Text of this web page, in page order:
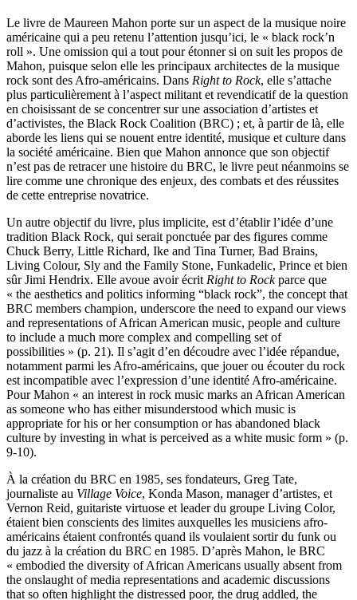
Le livre de Maureen Mahon porte sur un aspect de la musique noire
américaine qui a peu retenu l’attention jusqu’ici, le « black rock’n
roll ». Une omission qui a tout pour étonner si on suit les propos de
Mahon, puisque selon elle les principaux architectes de la musique
rock sont des Afro-américains. Dans Right to Rock, elle s’attache
plus particulièrement à l’aspect militant et revendicatif de la question
en choisissant de se concentrer sur une association d’artistes et
d’activistes, the Black Rock Coalition (BRC) ; et, à partir de là, elle
aborde les liens qui se nouent entre identité, musique et culture dans
la société américaine. Bien que Mahon annonce que son objectif
n’est pas de retracer une histoire du BRC, le livre peut néanmoins se
lire comme une chronique des enjeux, des combats et des réussites
de cette entreprise novatrice.
Un autre objectif du livre, plus implicite, est d’établir l’idée d’une
tradition Black Rock, qui serait ponctuée par des figures comme
Chuck Berry, Little Richard, Ike and Tina Turner, Bad Brains,
Living Colour, Sly and the Family Stone, Funkadelic, Prince et bien
sûr Jimi Hendrix. Elle avoue avoir écrit Right to Rockparce que
« the aesthetics and politics informing “black rock”, the concept that
BRC members champion, underscore the need to expand our views
and representations of African American music, people and culture
to include a much more complex and compelling set of
possibilities » (p. 21). Il s’agit d’en découdre avec l’idée répandue,
notamment parmi les Afro-américains, que jouer ou écouter du rock
est incompatible avec l’expression d’une identité Afro-américaine.
Pour Mahon « an interest in rock music marks an African American
as someone who has either misunderstood which music is
appropriate for his or her consumption or has abandoned black
culture by investing in what is perceived as a white music form » (p.
9-10).
À la création du BRC en 1985, ses fondateurs, Greg Tate,
journaliste au Village Voice, Konda Mason, manager d’artistes, et
Vernon Reid, guitariste virtuose et leader du groupe Living Color,
étaient bien conscients des limites auxquelles les musiciens afro-
américains étaient confrontés quand ils voulaient sortir du funk ou
du jazz à la création du BRC en 1985. D’après Mahon, le BRC
« embodied the diversity of African Americans usually absent from
the onslaught of media representations and academic discussions
that so often highlight the distressed poor, the drug addled, the